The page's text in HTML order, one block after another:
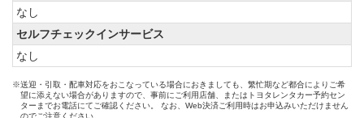
なし
セルフチェックインサービス
なし
※送迎・引取・配車対応をおこなっている場合におきましても、繁忙期など都合によりご希
望に添えない場合がありますので、事前にご利用店舗、またはトヨタレンタカー予約セン
ターまでお電話にてご確認ください。 なお、Web決済ご利用時はお申込みいただけません
のでご注意ください。